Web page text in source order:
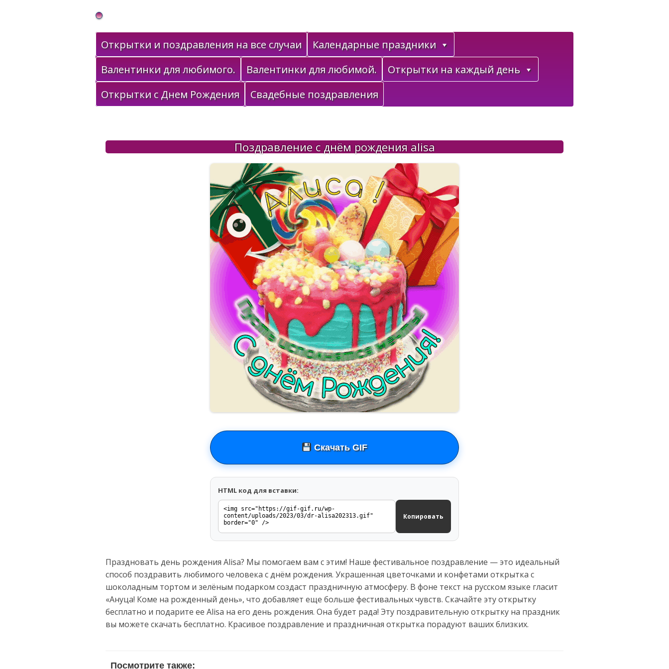
Gif Открытки в подарок
Открытки и поздравления на все случаи
Календарные праздники
Валентинки для любимого.
Валентинки для любимой.
Открытки на каждый день
Открытки с Днем Рождения
Свадебные поздравления
Поздравление с днём рождения alisa
Скачать GIF
HTML код для вставки:
Копировать
Праздновать день рождения Alisa? Мы помогаем вам с этим! Наше фестивальное поздравление — это идеальный
способ поздравить любимого человека с днём рождения. Украшенная цветочками и конфетами открытка с
шоколадным тортом и зелёным подарком создаст праздничную атмосферу. В фоне текст на русском языке гласит
«Ануца! Коме на рожденный день», что добавляет еще больше фестивальных чувств. Скачайте эту открытку
бесплатно и подарите ее Alisa на его день рождения. Она будет рада! Эту поздравительную открытку на праздник
вы можете скачать бесплатно. Красивое поздравление и праздничная открытка порадуют ваших близких.
Посмотрите также: